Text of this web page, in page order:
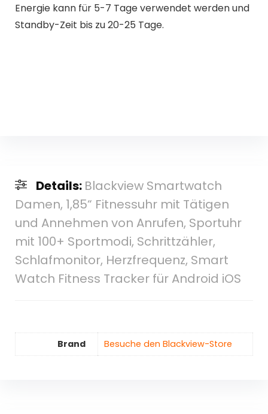
Energie kann für 5-7 Tage verwendet werden und
Standby-Zeit bis zu 20-25 Tage.
Details: Blackview Smartwatch
Damen, 1,85“ Fitnessuhr mit Tätigen
und Annehmen von Anrufen, Sportuhr
mit 100+ Sportmodi, Schrittzähler,
Schlafmonitor, Herzfrequenz, Smart
Watch Fitness Tracker für Android iOS
Brand Besuche den Blackview-Store